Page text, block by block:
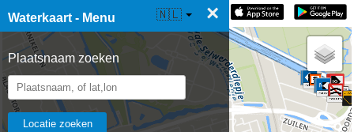
Waterkaart - Menu ×
Plaatsnaam zoeken
☰ Waterkaart Live 🇳🇱